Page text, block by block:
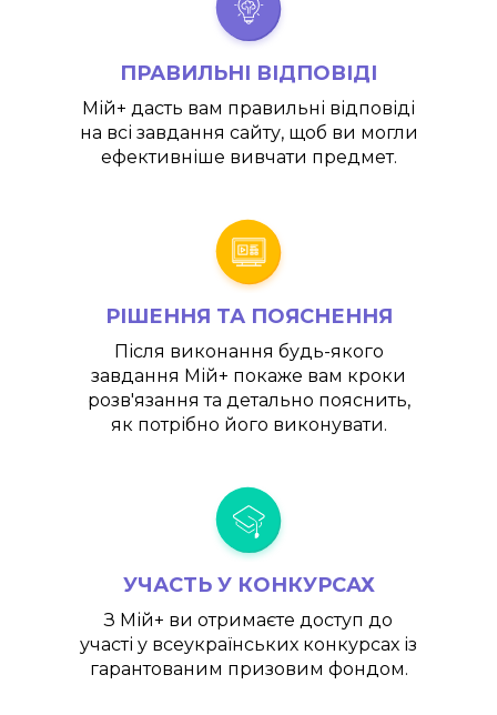
ПРАВИЛЬНІ ВІДПОВІДІ
Мій+ дасть вам правильні відповіді
на всі завдання сайту, щоб ви могли
ефективніше вивчати предмет.
РІШЕННЯ ТА ПОЯСНЕННЯ
Після виконання будь-якого
завдання Мій+ покаже вам кроки
розв'язання та детально пояснить,
як потрібно його виконувати.
УЧАСТЬ У КОНКУРСАХ
З Мій+ ви отримаєте доступ до
участі у всеукраїнських конкурсах із
гарантованим призовим фондом.